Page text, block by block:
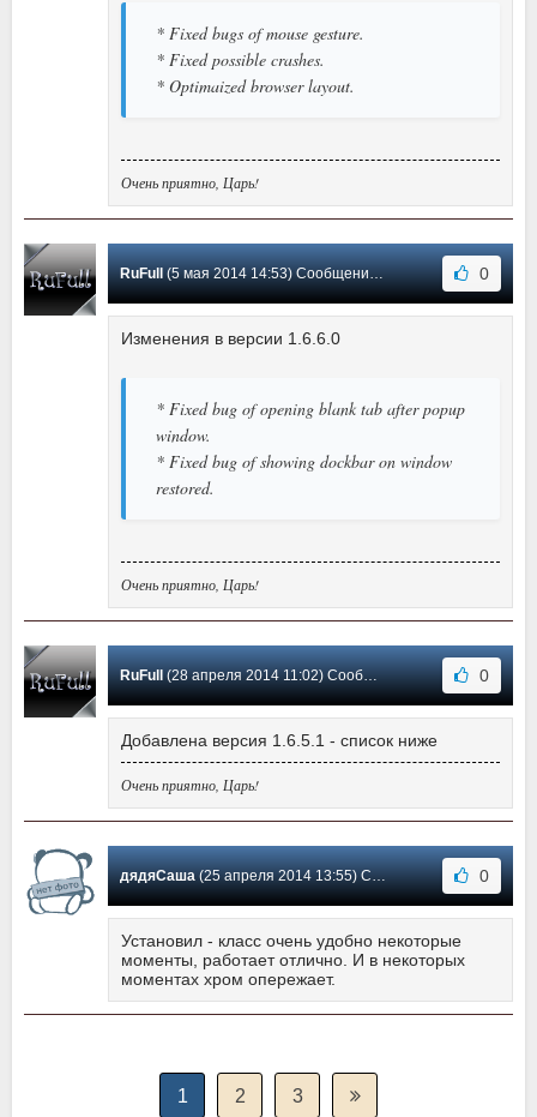
* Fixed bugs of mouse gesture.
* Fixed possible crashes.
* Optimaized browser layout.
Очень приятно, Царь!
RuFull(5 мая 2014 14:53) Сообщение #29 0
Изменения в версии 1.6.6.0
* Fixed bug of opening blank tab after popup
window.
* Fixed bug of showing dockbar on window
restored.
Очень приятно, Царь!
RuFull(28 апреля 2014 11:02) Сообщение #28 0
Добавлена версия 1.6.5.1 - список ниже
Очень приятно, Царь!
дядяСаша(25 апреля 2014 13:55) Сообщение #27 0
Установил - класс очень удобно некоторые
моменты, работает отлично. И в некоторых
моментах хром опережает.
1 2 3